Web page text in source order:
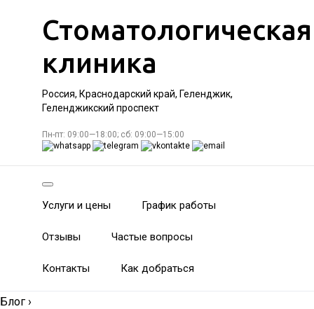
Стоматологическая
клиника
Россия, Краснодарский край, Геленджик,
Геленджикский проспект
Пн-пт: 09:00—18:00; сб: 09:00—15:00
Услуги и цены График работы
Отзывы Частые вопросы
Контакты Как добраться
Блог ›